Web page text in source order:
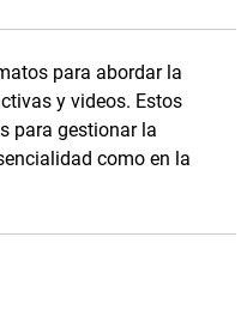
para abordar la
y videos. Estos
para gestionar la
como en la